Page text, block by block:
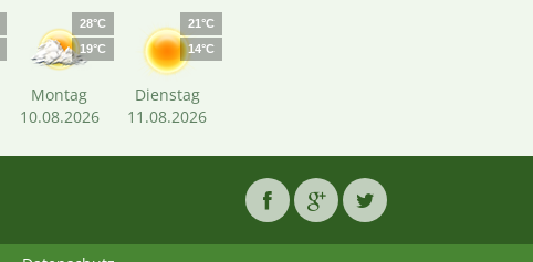
28°C
19°C
Montag
10.08.2026
21°C
14°C
Dienstag
11.08.2026